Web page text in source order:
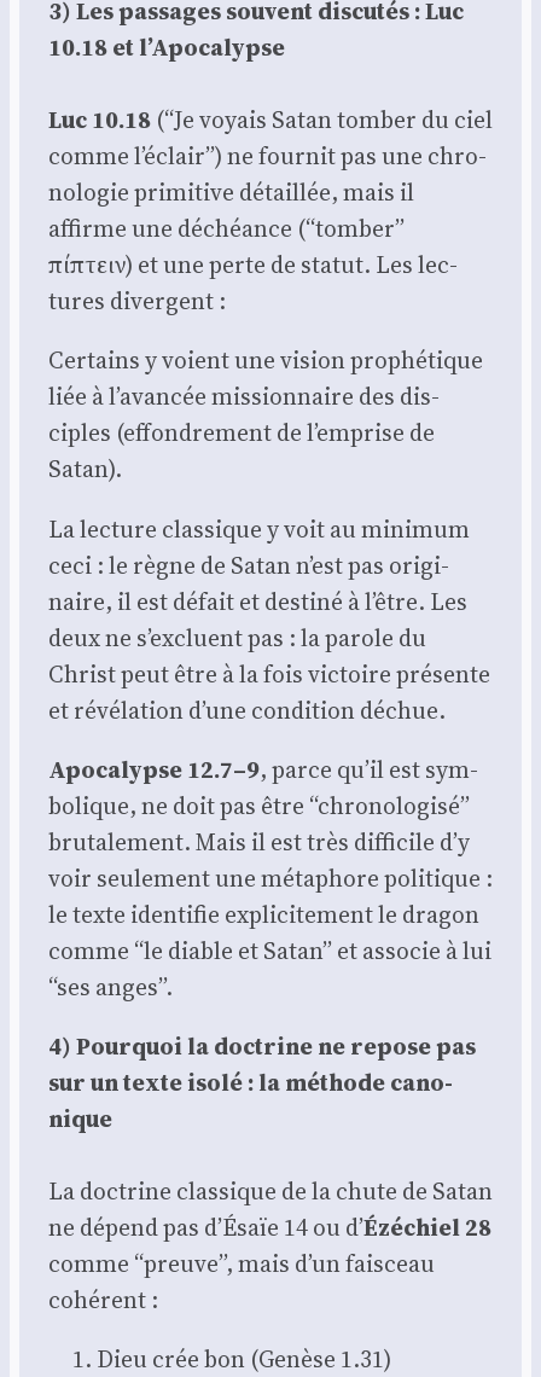
3) Les pas­sages sou­vent dis­cu­tés : Luc
10.18 et l’Apocalypse
Luc 10.18 (“Je voyais Satan tom­ber du ciel
comme l’éclair”) ne four­nit pas une chro­
no­lo­gie pri­mi­tive détaillée, mais il
affirme une déchéance (“tom­ber”
πίπτειν) et une perte de sta­tut. Les lec­
tures divergent :
Cer­tains y voient une vision pro­phé­tique
liée à l’avancée mis­sion­naire des dis­
ciples (effon­dre­ment de l’emprise de
Satan).
La lec­ture clas­sique y voit au mini­mum
ceci : le règne de Satan n’est pas ori­gi­
naire, il est défait et des­ti­né à l’être. Les
deux ne s’excluent pas : la parole du
Christ peut être à la fois vic­toire pré­sente
et révé­la­tion d’une condi­tion déchue.
Apo­ca­lypse 12.7–9, parce qu’il est sym­
bo­lique, ne doit pas être “chro­no­lo­gi­sé”
bru­ta­le­ment. Mais il est très dif­fi­cile d’y
voir seule­ment une méta­phore poli­tique :
le texte iden­ti­fie expli­ci­te­ment le dra­gon
comme “le diable et Satan” et asso­cie à lui
“ses anges”.
4) Pour­quoi la doc­trine ne repose pas
sur un texte iso­lé : la méthode cano­
nique
La doc­trine clas­sique de la chute de Satan
ne dépend pas d’Ésaïe 14 ou d’Ézé­chiel 28
comme “preuve”, mais d’un fais­ceau
cohé­rent :
Dieu crée bon (Genèse 1.31)